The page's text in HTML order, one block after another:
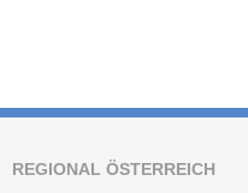
REGIONAL ÖSTERREICH